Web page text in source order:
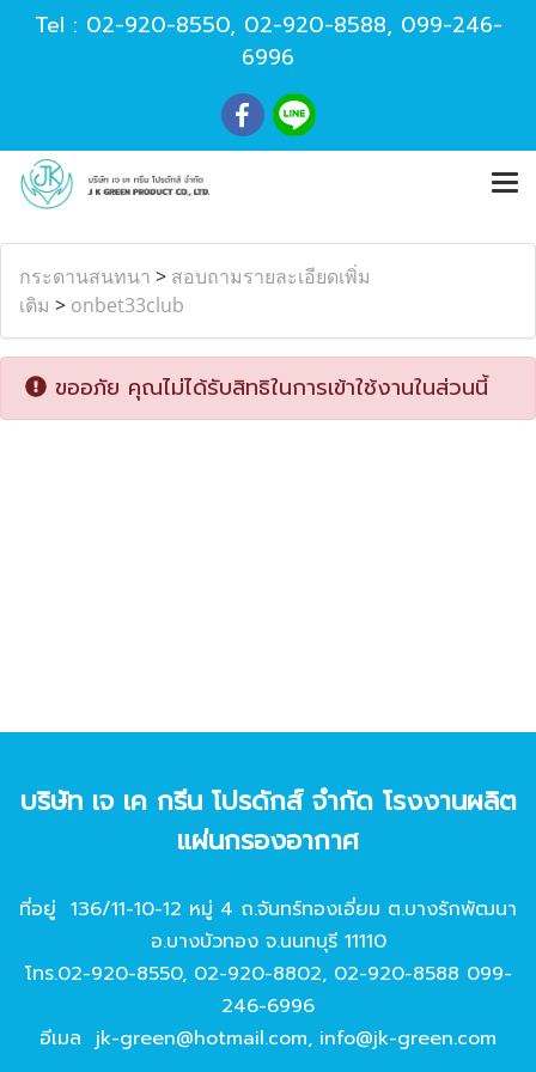
Tel : 02-920-8550, 02-920-8588, 099-246-
6996
กระดานสนทนา > สอบถามรายละเอียดเพิ่ม
เติม > onbet33club
ขออภัย คุณไม่ได้รับสิทธิในการเข้าใช้งานในส่วนนี้
บริษัท เจ เค กรีน โปรดักส์ จํากัด โรงงานผลิต
แผ่นกรองอากาศ
ที่อยู่ 136/11-10-12 หมู่ 4 ถ.จันทร์ทองเอี่ยม ต.บางรักพัฒนา
อ.บางบัวทอง จ.นนทบุรี 11110
โทร.02-920-8550, 02-920-8802, 02-920-8588 099-
246-6996
อีเมล jk-green@hotmail.com, info@jk-green.com